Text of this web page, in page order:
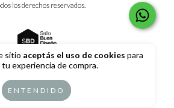
sitio aceptás el uso de cookies para
tu experiencia de compra.
ENTENDIDO
los derechos reservados.
consumidores. Para reclamos